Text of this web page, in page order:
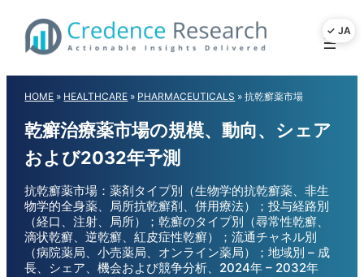
content
HOME » HEALTHCARE » PHARMACEUTICALS »抗乾癬薬市場
乾癬治療薬市場の規模、動向、シェア
および2032年予測
抗乾癬薬市場：薬剤タイプ別（生物学的抗乾癬薬、非生
物学的全身薬、局所抗乾癬剤、併用療法）；投与経路別
（経口、注射、局所）；乾癬のタイプ別（尋常性乾癬、
滴状乾癬、逆乾癬、紅皮症性乾癬）；流通チャネル別
（病院薬局、小売薬局、オンライン薬局）；地域別 – 成
長、シェア、機会および競争分析、2024年 – 2032年